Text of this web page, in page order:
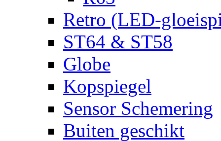
Retro (LED-
ST64 & ST58
Globe
Kopspiegel
Sensor Schemering
Buiten geschikt